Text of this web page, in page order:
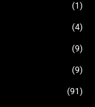
(1)
(4)
(9)
(9)
(91)